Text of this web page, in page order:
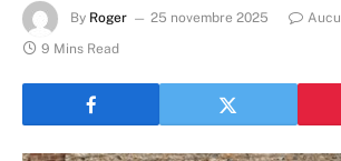
By Roger 25 novembre 2025
9 Mins Read